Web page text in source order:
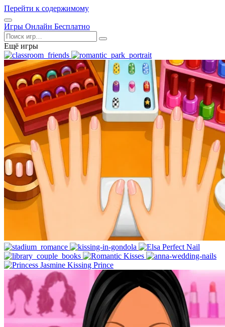
Перейти к содержимому
Открыть
меню
Игры Онлайн Бесплатно
Поиск
Ещё игры